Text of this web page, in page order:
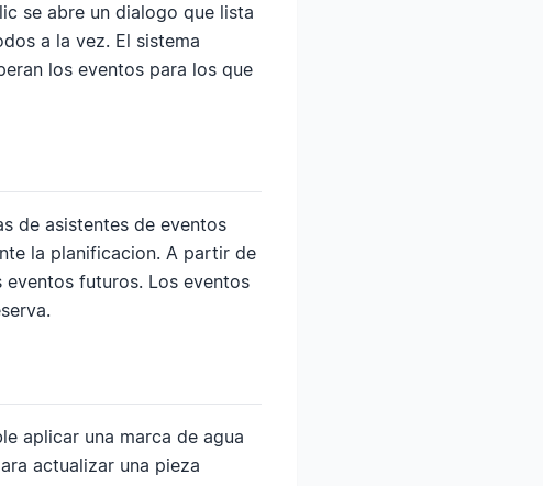
se abre un dialogo que lista
a la vez. El sistema
los eventos para los que
de asistentes de eventos
la planificacion. A partir de
futuros. Los eventos
aplicar una marca de agua
actualizar una pieza